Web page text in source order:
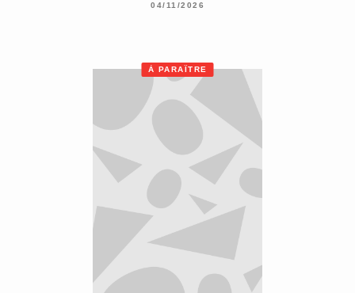
04/11/2026
À PARAÎTRE